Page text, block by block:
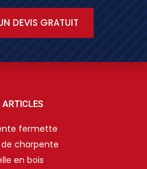
DEVIS GRATUIT
ARTICLES
fermette
charpente
en bois